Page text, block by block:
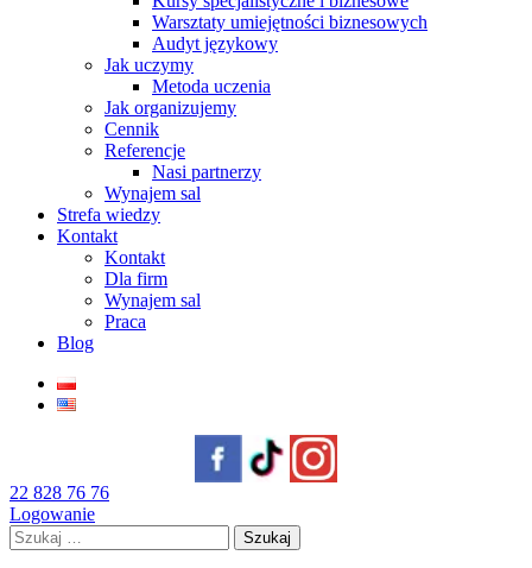
Warsztaty umiejętności biznesowych
Audyt językowy
Jak uczymy
Metoda uczenia
Jak organizujemy
Cennik
Referencje
Nasi partnerzy
Wynajem sal
Strefa wiedzy
Kontakt
Kontakt
Dla firm
Wynajem sal
Praca
Blog
22 828 76 76
Logowanie
Szukaj: